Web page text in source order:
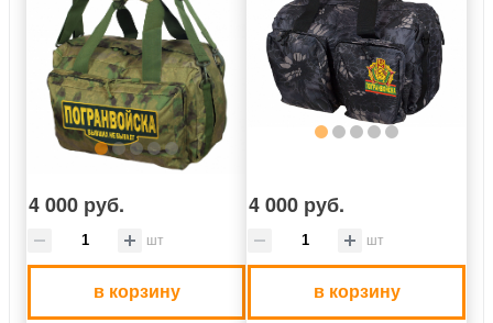
4 000 руб.
шт
в корзину
4 000 руб.
шт
в корзину